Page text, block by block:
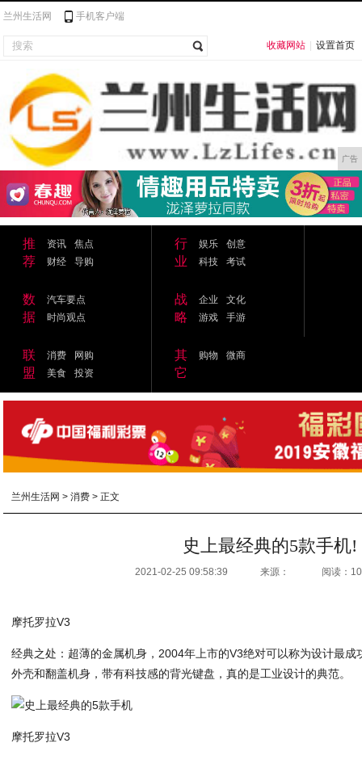
兰州生活网 手机客户端
收藏网站 设置首页
广告
推
荐
资讯
焦点
财经
导购
行
业
娱乐
创意
科技
考试
数
据
汽车要点
时尚观点
战
略
企业
文化
游戏
手游
联
盟
消费
网购
美食
投资
其
它
购物 微商
兰州生活网 >消费 > 正文
史上最经典的5款手机!
2021-02-25 09:58:39 来源： 阅读：
摩托罗拉V3
经典之处：超薄的金属机身，2004年上市的V3绝对可以称为设计最
外壳和翻盖机身，带有科技感的背光键盘，真的是工业设计的典范。
摩托罗拉V3